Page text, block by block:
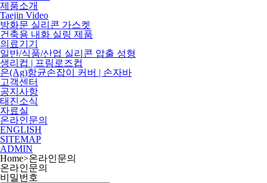
제품소개
Taejin Video
방화문 실리콘 가스켓
건축용 내화 실링 제품
의료기기
일반/식품/산업 실리콘 압출 성형
생리컵 | 프림로즈컵
은(Ag)항균손잡이 커버 | 손자바
고객센터
공지사항
태진소식
자료실
온라인문의
ENGLISH
SITEMAP
ADMIN
Home>온라인문의
온라인문의
비밀번호